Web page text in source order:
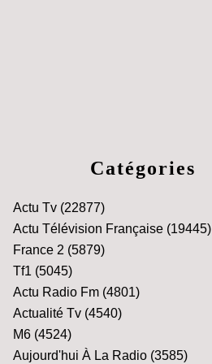
Catégories
Actu Tv (22877)
Actu Télévision Française (19445)
France 2 (5879)
Tf1 (5045)
Actu Radio Fm (4801)
Actualité Tv (4540)
M6 (4524)
Aujourd'hui À La Radio (3585)